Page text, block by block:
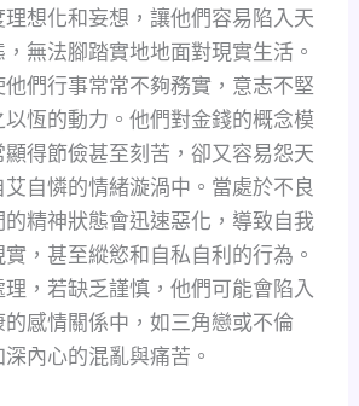
想化和妄想，讓他們容易陷入天
無法腳踏實地地面對現實生活。
們行事常常不夠務實，意志不堅
恆的動力。他們對金錢的概念模
得節儉甚至刻苦，卻又容易怨天
自憐的情緒漩渦中。當處於不良
精神狀態會迅速惡化，導致自我
，甚至縱慾和自私自利的行為。
，若缺乏謹慎，他們可能會陷入
感情關係中，如三角戀或不倫
內心的混亂與痛苦。